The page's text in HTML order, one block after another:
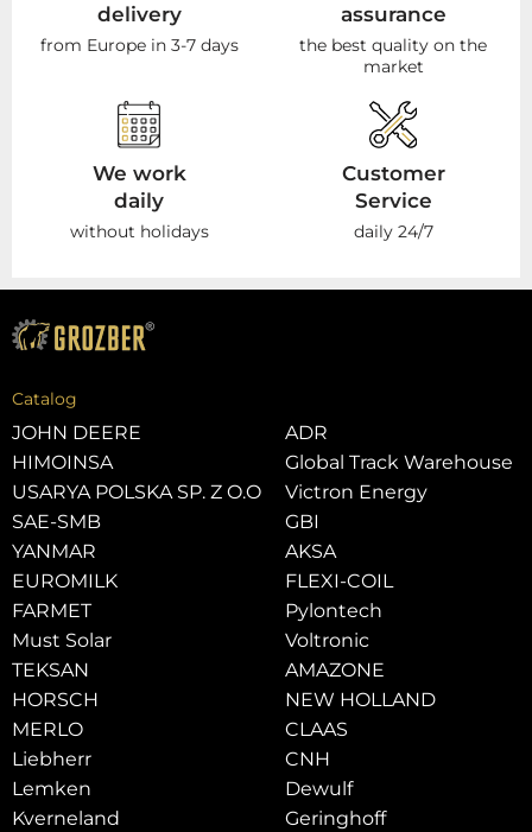
delivery
from Europe in 3-7 days
assurance
the best quality on the
market
We work
daily
without holidays
Customer
Service
daily 24/7
Catalog
JOHN DEERE
HIMOINSA
USARYA POLSKA SP. Z O.O
SAE-SMB
YANMAR
EUROMILK
FARMET
Must Solar
TEKSAN
HORSCH
MERLO
Liebherr
Lemken
Kverneland
ADR
Global Track Warehouse
Victron Energy
GBI
AKSA
FLEXI-COIL
Pylontech
Voltronic
AMAZONE
NEW HOLLAND
CLAAS
CNH
Dewulf
Geringhoff